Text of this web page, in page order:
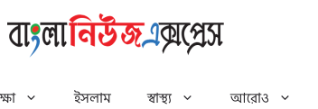
ইসলাম স্বাস্থ্য আরোও